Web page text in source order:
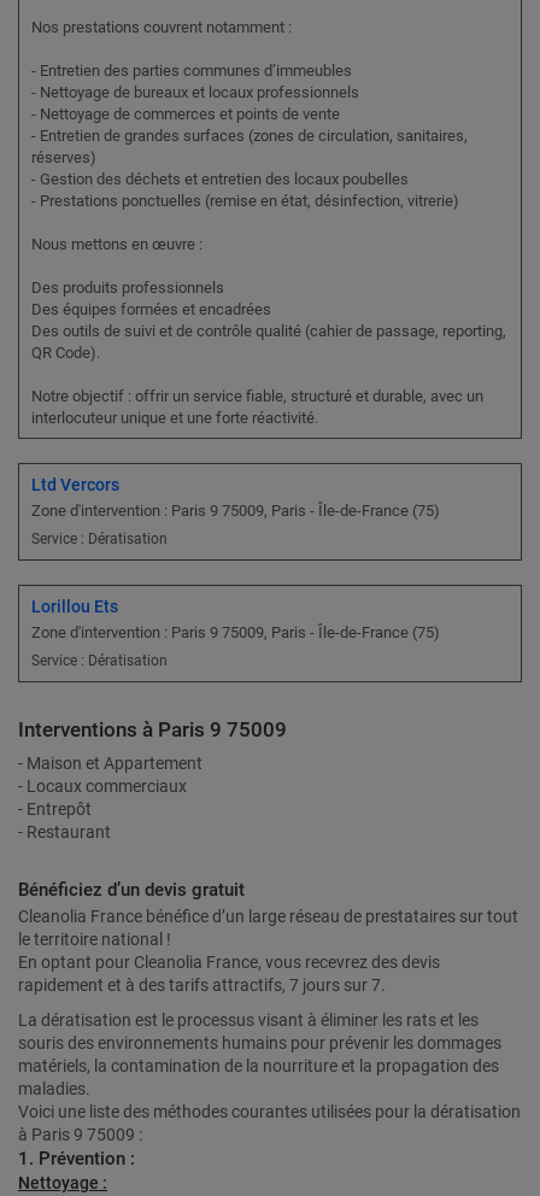
Nos prestations couvrent notamment :
- Entretien des parties communes d’immeubles
- Nettoyage de bureaux et locaux professionnels
- Nettoyage de commerces et points de vente
- Entretien de grandes surfaces (zones de circulation, sanitaires,
réserves)
- Gestion des déchets et entretien des locaux poubelles
- Prestations ponctuelles (remise en état, désinfection, vitrerie)
Nous mettons en œuvre :
Des produits professionnels
Des équipes formées et encadrées
Des outils de suivi et de contrôle qualité (cahier de passage, reporting,
QR Code).
Notre objectif : offrir un service fiable, structuré et durable, avec un
interlocuteur unique et une forte réactivité.
Ltd Vercors
Zone d'intervention : Paris 9 75009, Paris - Île-de-France (75)
Service : Dératisation
Lorillou Ets
Zone d'intervention : Paris 9 75009, Paris - Île-de-France (75)
Service : Dératisation
Interventions à Paris 9 75009
- Maison et Appartement
- Locaux commerciaux
- Entrepôt
- Restaurant
Bénéficiez d’un devis gratuit
Cleanolia France bénéfice d’un large réseau de prestataires sur tout
le territoire national !
En optant pour Cleanolia France, vous recevrez des devis
rapidement et à des tarifs attractifs, 7 jours sur 7.
La dératisation est le processus visant à éliminer les rats et les
souris des environnements humains pour prévenir les dommages
matériels, la contamination de la nourriture et la propagation des
maladies.
Voici une liste des méthodes courantes utilisées pour la dératisation
à Paris 9 75009 :
1. Prévention :
Nettoyage :